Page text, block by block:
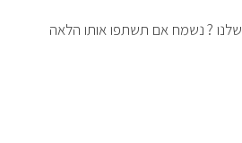
? נשמח אם תשתפו אותו הלאה